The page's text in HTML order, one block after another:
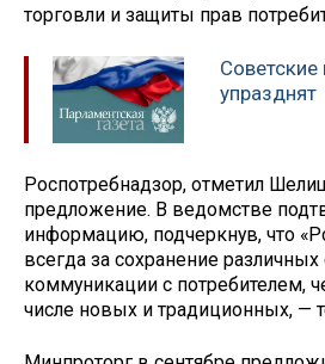
торговли и защиты прав
Советские
упразднят
Роспотребнадзор, отметил
предложение. В ведомстве
информацию, подчеркнув, что
всегда за сохранение
коммуникации с потребителем,
числе новых и традиционных, —